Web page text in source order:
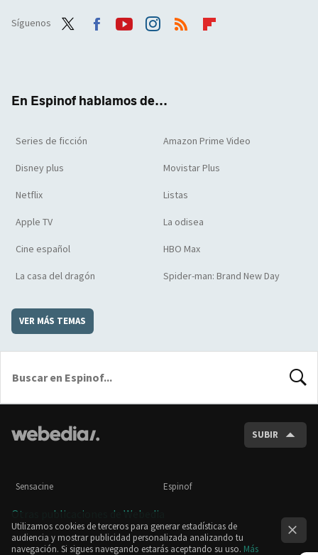
Síguenos
En Espinof hablamos de...
Series de ficción Amazon Prime Video
Disney plus Movistar Plus
Netflix Listas
Apple TV La odisea
Cine español HBO Max
La casa del dragón Spider-man: Brand New Day
VER MÁS TEMAS
SUBIR
Sensacine Espinof
Otras publicaciones de Webedia
Utilizamos cookies de terceros para generar estadísticas de
audiencia y mostrar publicidad personalizada analizando tu
navegación. Si sigues navegando estarás aceptando su uso. Más